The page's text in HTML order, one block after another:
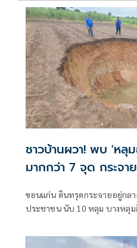
ชาวบ้านผวา! พบ 'หลุ
มากกว่า 7 จุด กระจา
ขอนแก่น ดินทรุดกระจายอยู่กลา
ประชาชน นับ 10 หลุม บางหลุ
แนวทางช่วยเห